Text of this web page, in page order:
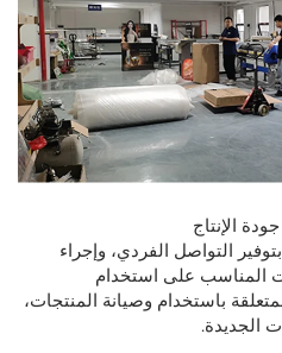
الإنتاج
التواصل الفردي، وإجراء
المناسب على استخدام
باستخدام وصيانة المنتجات،